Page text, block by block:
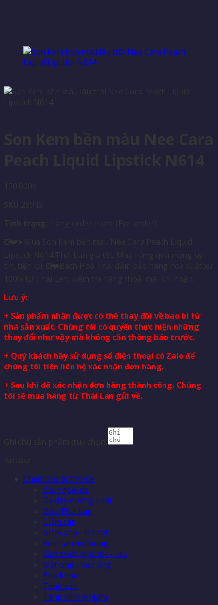
Lưu ý:
+ Sản phẩm nhận được có thể thay đổi về bao bì từ
nhà sản xuất. Chúng tôi có quyền thực hiện những
thay đổi như vậy mà không cần thông báo trước.
+ Quý khách hãy sử dụng số điện thoại có Zalo để
chúng tôi tiện liên hệ xác nhận đơn hàng.
+ Sau khi đã xác nhận đơn hàng thành công. Chúng
tôi sẽ mua hàng từ Thái Lan gửi về.
Chăm Sóc Sức Khỏe
Bôi ngoài da
Dạ dày đường ruột
Dầu Thái Lan
Giảm cân
Giảm đau - Hạ sốt
Kem tan mỡ bụng
Kích thích mọc tóc - râu
Mật ong - Keo ong
Phụ khoa
Tăng cân
Tăng sinh lý Nam